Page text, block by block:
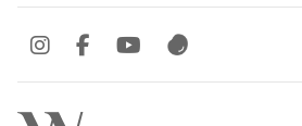
SNS 바로가기
SNS 바로가기SNS 바로가기
SNS 바로가기